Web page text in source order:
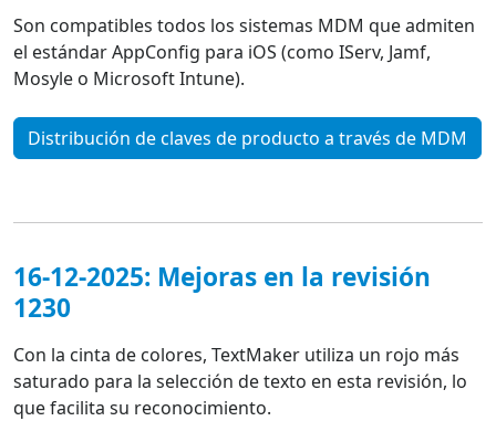
Son compatibles todos los sistemas MDM que admiten
el estándar AppConfig para iOS (como IServ, Jamf,
Mosyle o Microsoft Intune).
Distribución de claves de producto a través de MDM
16-12-2025: Mejoras en la revisión
1230
Con la cinta de colores, TextMaker utiliza un rojo más
saturado para la selección de texto en esta revisión, lo
que facilita su reconocimiento.